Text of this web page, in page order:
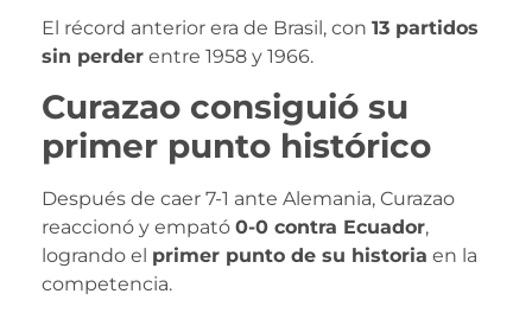
El récord anterior era de Brasil, con 13 partidos
sin perder entre 1958 y 1966.
Curazao consiguió su
primer punto histórico
Después de caer 7-1 ante Alemania, Curazao
reaccionó y empató 0-0 contra Ecuador,
logrando el primer punto de su historia en la
competencia.